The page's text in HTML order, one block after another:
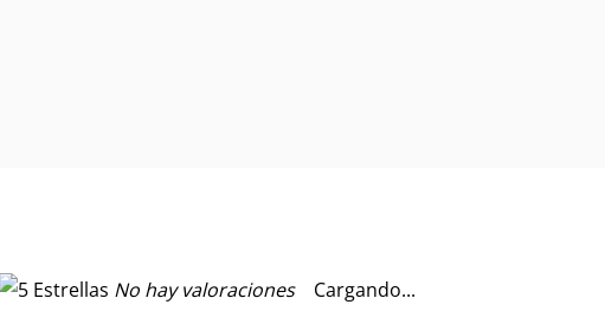
No hay valoraciones
Cargando...